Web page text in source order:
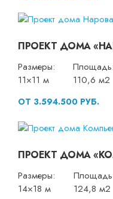
ПРОЕКТ ДОМА
Размеры:
11×11 м
Площадь:
110,6 м2
ОТ 3.594.500 РУБ.
ПРОЕКТ ДОМА
Размеры:
14×18 м
124,8 м2